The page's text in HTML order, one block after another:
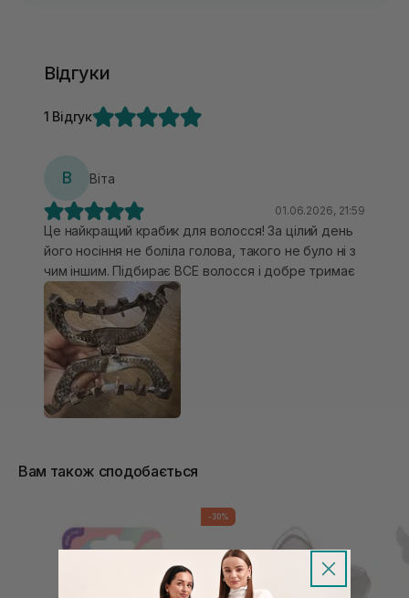
Відгуки
1 Відгук
В Віта
01.06.2026, 21:59
Це найкращий крабик для волосся! За цілий день
його носіння не боліла голова, такого не було ні з
чим іншим. Підбирає ВСЕ волосся і добре тримає
Вам також сподобається
-30%